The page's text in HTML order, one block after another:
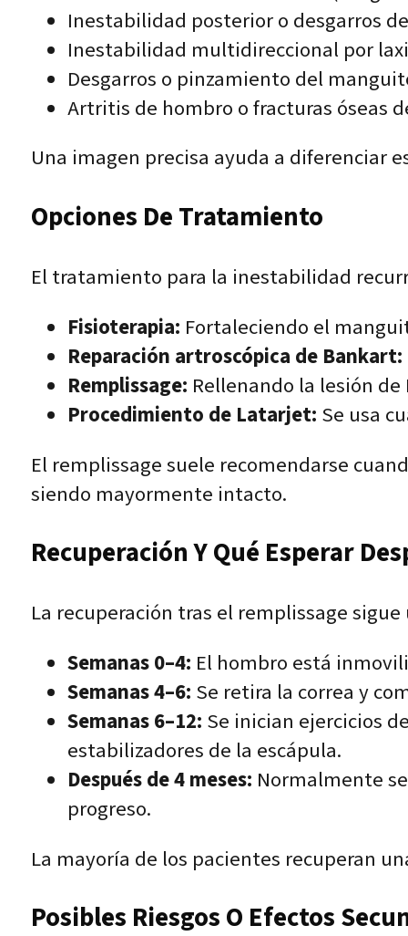
Inestabilidad posterior o desgarros
Inestabilidad multidireccional por
Desgarros o pinzamiento del
Artritis de hombro o fracturas óseas
Una imagen precisa ayuda a diferenciar
Opciones De Tratamiento
El tratamiento para la inestabilidad
Fisioterapia: Fortaleciendo el
Reparación artroscópica de Bankart:
Remplissage: Rellenando la lesión
Procedimiento de Latarjet: Se usa
El remplissage suele recomendarse
siendo mayormente intacto.
Recuperación Y Qué Esperar
La recuperación tras el remplissage
Semanas 0–4: El hombro está
Semanas 4–6: Se retira la correa y
Semanas 6–12: Se inician ejercicios
estabilizadores de la escápula.
Después de 4 meses: Normalmente
progreso.
La mayoría de los pacientes recuperan
Posibles Riesgos O Efectos